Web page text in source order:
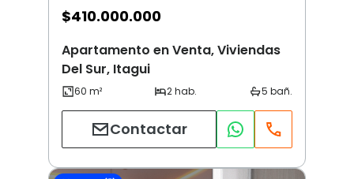
$410.000.000
Apartamento en Venta, Viviendas
Del Sur, Itagui
Contactar